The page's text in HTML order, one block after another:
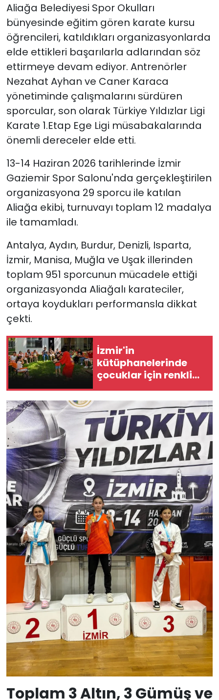
Aliağa Belediyesi Spor Okulları
bünyesinde eğitim gören karate kursu
öğrencileri, katıldıkları organizasyonlarda
elde ettikleri başarılarla adlarından söz
ettirmeye devam ediyor. Antrenörler
Nezahat Ayhan ve Caner Karaca
yönetiminde çalışmalarını sürdüren
sporcular, son olarak Türkiye Yıldızlar Ligi
Karate 1.Etap Ege Ligi müsabakalarında
önemli dereceler elde etti.
13-14 Haziran 2026 tarihlerinde İzmir
Gaziemir Spor Salonu'nda gerçekleştirilen
organizasyona 29 sporcu ile katılan
Aliağa ekibi, turnuvayı toplam 12 madalya
ile tamamladı.
Antalya, Aydın, Burdur, Denizli, Isparta,
İzmir, Manisa, Muğla ve Uşak illerinden
toplam 951 sporcunun mücadele ettiği
organizasyonda Aliağalı karateciler,
ortaya koydukları performansla dikkat
çekti.
İzmir'in
kütüphanelerinde
çocuklar için renkli
yaz atölyeleri
başladı
Toplam 3 Altın, 3 Gümüş ve
Yaşam
YEREL POLİTİKA
YEREL YÖNETİMLER
Yurt